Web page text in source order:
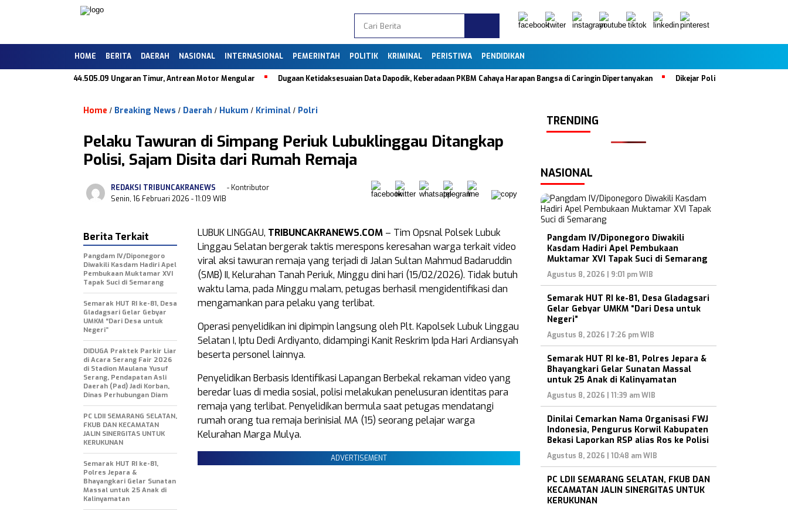
HOME BERITA DAERAH NASIONAL INTERNASIONAL PEMERINTAH POLITIK KRIMINAL PERISTIWA PENDIDIKAN
Balik di SPBU 44.505.09 Ungaran Timur, Antrean Motor Mengular Dugaan Ketidaksesuaian Data Dapodik, Keberadaan PKBM Cahaya Harapan Bangsa di Caringin Dipertanyakan Dikejar Polisi, Mobil Tabrak Satu
Home / Breaking News / Daerah / Hukum / Kriminal / Polri
Pelaku Tawuran di Simpang Periuk Lubuklinggau Ditangkap
Polisi, Sajam Disita dari Rumah Remaja
REDAKSI TRIBUNCAKRANEWS
- Kontributor
Senin, 16 Februari 2026 - 11:09 WIB
LUBUK LINGGAU, TRIBUNCAKRANEWS.COM – Tim Opsnal Polsek Lubuk
Linggau Selatan bergerak taktis merespons keresahan warga terkait video
viral aksi tawuran remaja yang terjadi di Jalan Sultan Mahmud Badaruddin
(SMB) II, Kelurahan Tanah Periuk, Minggu dini hari (15/02/2026). Tidak butuh
waktu lama, pada Minggu malam, petugas berhasil mengidentifikasi dan
mengamankan para pelaku yang terlibat.
Operasi penyelidikan ini dipimpin langsung oleh Plt. Kapolsek Lubuk Linggau
Selatan I, Iptu Dedi Ardiyanto, didampingi Kanit Reskrim Ipda Hari Ardiansyah
beserta personel lainnya.
Penyelidikan Berbasis Identifikasi Lapangan Berbekal rekaman video yang
beredar luas di media sosial, polisi melakukan penelusuran identitas para
remaja yang terlibat. Penyelidikan bermula saat petugas mendatangi
rumah orang tua remaja berinisial MA (15) seorang pelajar warga
Kelurahan Marga Mulya.
ADVERTISEMENT
Berita Terkait
Pangdam IV/Diponegoro
Diwakili Kasdam Hadiri Apel
Pembukaan Muktamar XVI
Tapak Suci di Semarang
Semarak HUT RI ke-81, Desa
Gladagsari Gelar Gebyar
UMKM “Dari Desa untuk
Negeri”
DIDUGA Praktek Parkir Liar
di Acara Serang Fair 2026
di Stadion Maulana Yusuf
Serang, Pendapatan Asli
Daerah (Pad) Jadi Korban,
Dinas Perhubungan Diam
PC LDII SEMARANG SELATAN,
FKUB DAN KECAMATAN
JALIN SINERGITAS UNTUK
KERUKUNAN
Semarak HUT RI ke-81,
Polres Jepara &
Bhayangkari Gelar Sunatan
Massal untuk 25 Anak di
Kalinyamatan
TRENDING
NASIONAL
Pangdam IV/Diponegoro Diwakili
Kasdam Hadiri Apel Pembukaan
Muktamar XVI Tapak Suci di Semarang
Agustus 8, 2026 | 9:01 pm WIB
Semarak HUT RI ke-81, Desa Gladagsari
Gelar Gebyar UMKM “Dari Desa untuk
Negeri”
Agustus 8, 2026 | 7:26 pm WIB
Semarak HUT RI ke-81, Polres Jepara &
Bhayangkari Gelar Sunatan Massal
untuk 25 Anak di Kalinyamatan
Agustus 8, 2026 | 11:39 am WIB
Dinilai Cemarkan Nama Organisasi FWJ
Indonesia, Pengurus Korwil Kabupaten
Bekasi Laporkan RSP alias Ros ke Polisi
Agustus 8, 2026 | 10:48 am WIB
PC LDII SEMARANG SELATAN, FKUB DAN
KECAMATAN JALIN SINERGITAS UNTUK
KERUKUNAN